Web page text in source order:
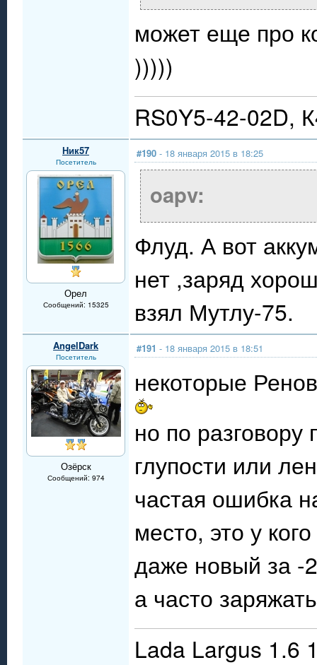
может еще про
)))))
RS0Y5-42-02D,
Ник57
Посетитель
Орел
Сообщений: 15325
#190 - 18 января 2015 в 18:25
oapv:
Флуд. А вот
нет ,заряд
взял Мутлу-75.
AngelDark
Посетитель
Озёрск
Сообщений: 974
#191 - 18 января 2015 в 18:51
некоторые
но по
глупости или
частая ошибка
место, это у
даже новый за -
а часто
Lada Largus 1.6